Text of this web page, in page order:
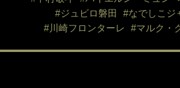
#ジュビロ磐田
#なでしこジ
#川崎フロンターレ
#マルク・